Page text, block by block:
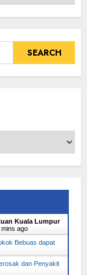
Kuala Lumpur
mins ago
Bebuas dapat
dan Penyakit